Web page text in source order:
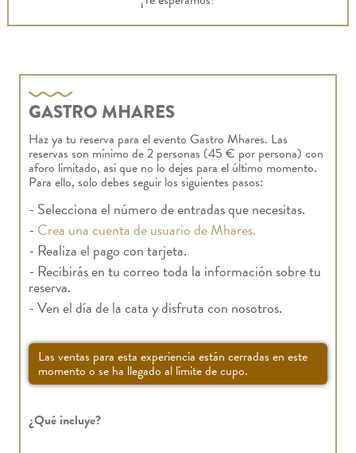
GASTRO MHARES
Haz ya tu reserva para el evento Gastro Mhares. Las
reservas son mínimo de 2 personas (45 € por persona) con
aforo limitado, así que no lo dejes para el último momento.
Para ello, solo debes seguir los siguientes pasos:
- Selecciona el número de entradas que necesitas.
- Crea una cuenta de usuario de Mhares.
- Realiza el pago con tarjeta.
- Recibirás en tu correo toda la información sobre tu
reserva.
- Ven el día de la cata y disfruta con nosotros.
Las ventas para esta experiencia están cerradas en este
momento o se ha llegado al límite de cupo.
¿Qué incluye?